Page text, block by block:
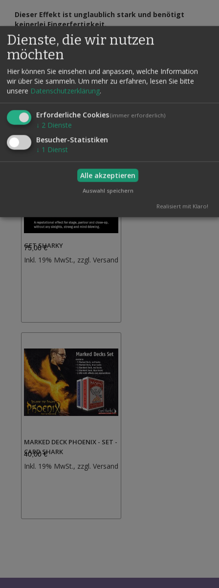
Dieser Effekt ist unglaublich stark und benötigt
keinerlei Fingerfertigkeit.
Wir liefern alle Gimmicks und das Spiel, das echte Geld in
Ihrer Währung kommt natürlich von Ihnen.
Verwandte Artikel
GET SHARKY
75,00 €
Inkl. 19% MwSt., zzgl. VersandZur
MARKED DECK PHOENIX - SET -
CARD SHARK
40,00 €
Inkl. 19% MwSt., zzgl. VersandZur
Dienste, die wir nutzen
möchten
Hier können Sie einsehen und anpassen, welche Information
wir über Sie sammeln. Um mehr zu erfahren, lesen Sie bitte
unsere Datenschutzerklärung.
Erforderliche Cookies(immer erforderlich)
↓ 2 Dienste
Besucher-Statistiken
↓ 1 Dienst
Alle akzeptieren
Auswahl speichern
Realisiert mit Klaro!